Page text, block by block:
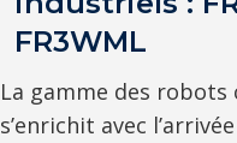
FR3WML
La gamme des
s’enrichit avec